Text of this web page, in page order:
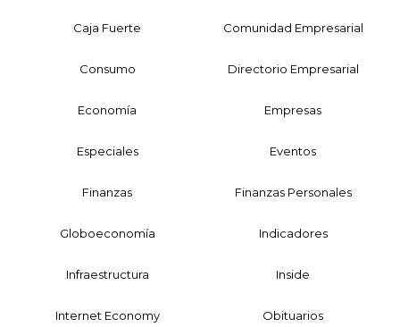
Caja Fuerte Comunidad Empresarial
Consumo Directorio Empresarial
Economía Empresas
Especiales Eventos
Finanzas Finanzas Personales
Globoeconomía Indicadores
Infraestructura Inside
Internet Economy Obituarios